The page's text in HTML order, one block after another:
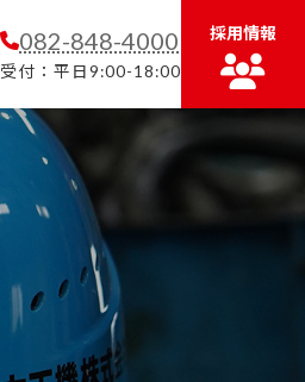
082-848-4000
受付：平日9:00-18:00
採用情報
ン